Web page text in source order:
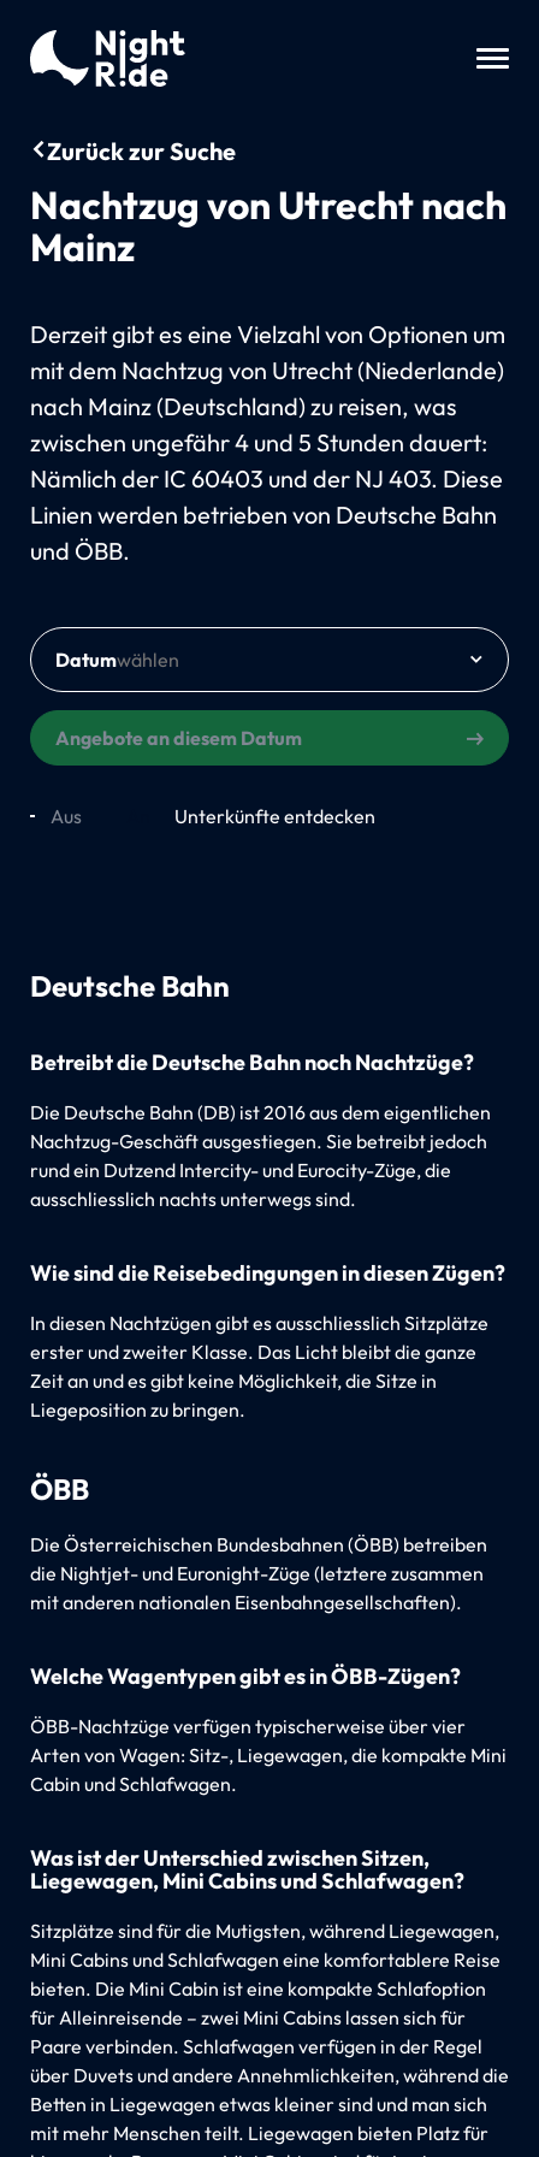
Zurück zur Suche
Nachtzug von Utrecht nach
Mainz
Derzeit gibt es eine Vielzahl von Optionen um
mit dem Nachtzug von Utrecht (Niederlande)
nach Mainz (Deutschland) zu reisen, was
zwischen ungefähr 4 und 5 Stunden dauert:
Nämlich der IC 60403 und der NJ 403. Diese
Linien werden betrieben von Deutsche Bahn
und ÖBB.
Datum
Angebote an diesem Datum
Aus Unterkünfte entdecken
Deutsche Bahn
Betreibt die Deutsche Bahn noch Nachtzüge?
Die Deutsche Bahn (DB) ist 2016 aus dem eigentlichen
Nachtzug-Geschäft ausgestiegen. Sie betreibt jedoch
rund ein Dutzend Intercity- und Eurocity-Züge, die
ausschliesslich nachts unterwegs sind.
Wie sind die Reisebedingungen in diesen Zügen?
In diesen Nachtzügen gibt es ausschliesslich Sitzplätze
erster und zweiter Klasse. Das Licht bleibt die ganze
Zeit an und es gibt keine Möglichkeit, die Sitze in
Liegeposition zu bringen.
ÖBB
Die Österreichischen Bundesbahnen (ÖBB) betreiben
die Nightjet- und Euronight-Züge (letztere zusammen
mit anderen nationalen Eisenbahngesellschaften).
Welche Wagentypen gibt es in ÖBB-Zügen?
ÖBB-Nachtzüge verfügen typischerweise über vier
Arten von Wagen: Sitz-, Liegewagen, die kompakte Mini
Cabin und Schlafwagen.
Was ist der Unterschied zwischen Sitzen,
Liegewagen, Mini Cabins und Schlafwagen?
Sitzplätze sind für die Mutigsten, während Liegewagen,
Mini Cabins und Schlafwagen eine komfortablere Reise
bieten. Die Mini Cabin ist eine kompakte Schlafoption
für Alleinreisende – zwei Mini Cabins lassen sich für
Paare verbinden. Schlafwagen verfügen in der Regel
über Duvets und andere Annehmlichkeiten, während die
Betten in Liegewagen etwas kleiner sind und man sich
mit mehr Menschen teilt. Liegewagen bieten Platz für